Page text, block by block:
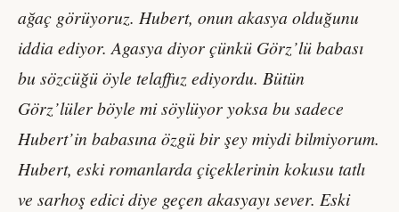
ağaç görüyoruz. Hubert, onun akasya olduğunu
iddia ediyor. Agasya diyor çünkü Görz’lü babası
bu sözcüğü öyle telaffuz ediyordu. Bütün
Görz’lüler böyle mi söylüyor yoksa bu sadece
Hubert’in babasına özgü bir şey miydi bilmiyorum.
Hubert, eski romanlarda çiçeklerinin kokusu tatlı
ve sarhoş edici diye geçen akasyayı sever. Eski